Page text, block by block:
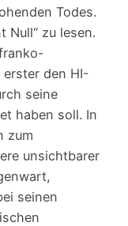
Todes.
Null“ zu lesen.
erster den HI-
seine
haben soll. In
zum
unsichtbarer
seinen